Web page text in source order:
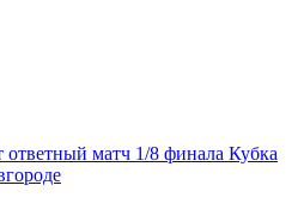
ответный матч 1/8 финала Кубка